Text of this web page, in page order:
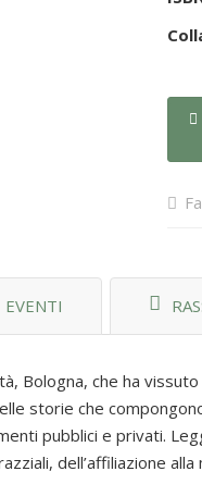
EVENTI
Bologna, che ha
storie che
pubblici e privati.
dell’affiliazione